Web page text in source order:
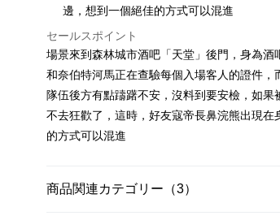
Easy Wallet
AFTEE代金後払い
説明
一、 AFTEE代金後払いについて
1.お支払い方法でAFTEE代金後払いを選択すると
ドウが表示されます。
2.SMSで認証してお支払い手続を進めてください。
3.注文するときのお支払いは不要です。商品はご指
員の場合は、AFTEE アプリプッシュ通知が届きます
5.商品受け取り時のお支払いは不要です。商品を確
ATM払い
配送方法
配送毎にNT$100、NT$490以上で送料無料
邊，想到一個絕佳的方式可以混進
セールスポイント
場景來到森林城市酒吧「天堂」後門，身為酒
和奈伯特河馬正在查驗每個入場客人的證件，
隊伍後方有點躊躇不安，沒料到要安檢，如果
不去狂歡了，這時，好友寇帝長鼻浣熊出現在
的方式可以混進
商品関連カテゴリー（3）